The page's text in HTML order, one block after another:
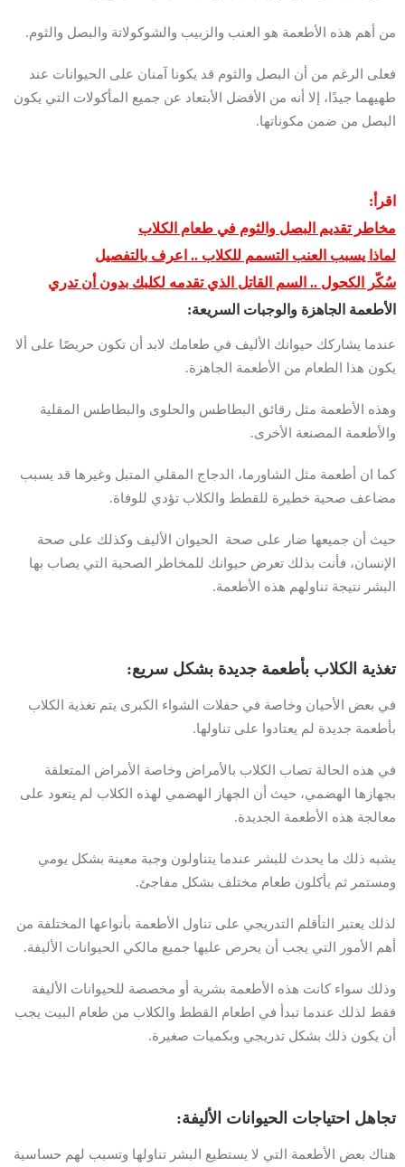
من أهم هذه الأطعمة هو العنب والزبيب والشوكولاتة والبصل والثوم.
فعلى الرغم من أن البصل والثوم قد يكونا آمنان على الحيوانات عند
طهيهما جيدًا، إلا أنه من الأفضل الأبتعاد عن جميع المأكولات التي يكون
البصل من ضمن مكوناتها.
اقرأ:
مخاطر تقديم البصل والثوم في طعام الكلاب
لماذا يسبب العنب التسمم للكلاب .. اعرف بالتفصيل
سُكّر الكحول .. السم القاتل الذي تقدمه لكلبك بدون أن تدري
الأطعمة الجاهزة والوجبات السريعة:
عندما يشاركك حيوانك الأليف في طعامك لابد أن تكون حريصًا على ألا
يكون هذا الطعام من الأطعمة الجاهزة.
وهذه الأطعمة مثل رقائق البطاطس والحلوى والبطاطس المقلية
والأطعمة المصنعة الأخرى.
كما ان أطعمة مثل الشاورما، الدجاج المقلي المتبل وغيرها قد يسبب
مضاعف صحية خطيرة للقطط والكلاب تؤدي للوفاة.
حيث أن جميعها ضار على صحة الحيوان الأليف وكذلك على صحة
الإنسان، فأنت بذلك تعرض حيوانك للمخاطر الصحية التي يصاب بها
البشر نتيجة تناولهم هذه الأطعمة.
تغذية الكلاب بأطعمة جديدة بشكل سريع:
في بعض الأحيان وخاصة في حفلات الشواء الكبرى يتم تغذية الكلاب
بأطعمة جديدة لم يعتادوا على تناولها.
في هذه الحالة تصاب الكلاب بالأمراض وخاصة الأمراض المتعلقة
بجهازها الهضمي، حيث أن الجهاز الهضمي لهذه الكلاب لم يتعود على
معالجة هذه الأطعمة الجديدة.
يشبه ذلك ما يحدث للبشر عندما يتناولون وجبة معينة بشكل يومي
ومستمر ثم يأكلون طعام مختلف بشكل مفاجئ.
لذلك يعتبر التأقلم التدريجي على تناول الأطعمة بأنواعها المختلفة من
أهم الأمور التي يجب أن يحرص عليها جميع مالكي الحيوانات الأليفة.
وذلك سواء كانت هذه الأطعمة بشرية أو مخصصة للحيوانات الأليفة
فقط لذلك عندما تبدأ في اطعام القطط والكلاب من طعام البيت يجب
أن يكون ذلك بشكل تدريجي وبكميات صغيرة.
تجاهل احتياجات الحيوانات الأليفة:
هناك بعض الأطعمة التي لا يستطيع البشر تناولها وتسبب لهم حساسية